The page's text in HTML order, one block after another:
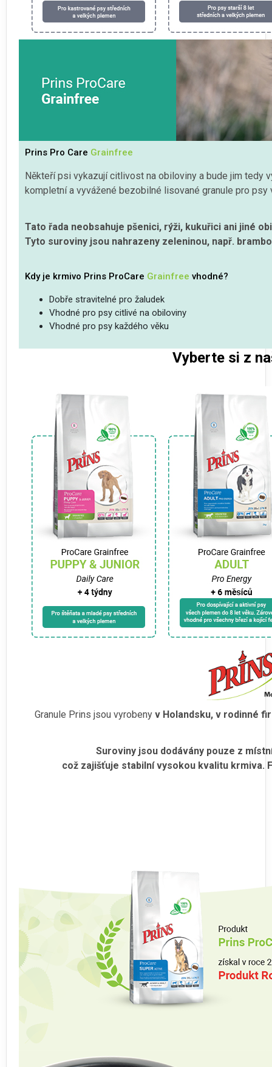
Prins Pro Care Grainfree
Někteří psi vykazují citlivost na obiloviny a bude jim tedy
kompletní a vyvážené bezobilné lisované granule pro
Tato řada neobsahuje pšenici, rýži, kukuřici ani jiné
Tyto suroviny jsou nahrazeny zeleninou, např.
Kdy je krmivo Prins ProCare Grainfree vhodné?
Dobře stravitelné pro žaludek
Vhodné pro psy citlivé na obiloviny
Vhodné pro psy každého věku
Vyberte si z
Granule Prins jsou vyrobeny v Holandsku, v rodinné
Suroviny jsou dodávány pouze z
což zajišťuje stabilní vysokou kvalitu krmiva.